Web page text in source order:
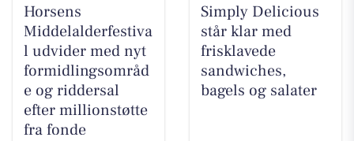
Horsens
Middelalderfestiva
l udvider med nyt
formidlingsområd
e og riddersal
efter millionstøtte
fra fonde
Simply Delicious
står klar med
frisklavede
sandwiches,
bagels og salater